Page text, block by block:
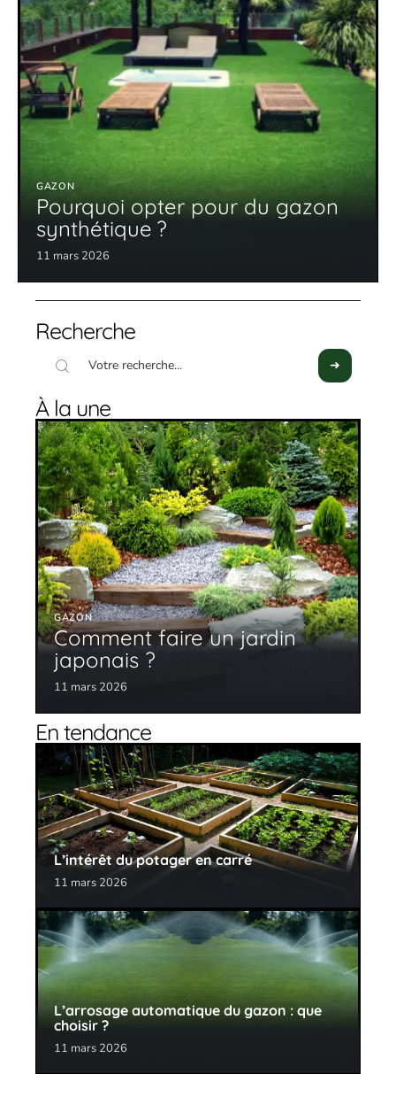
GAZON
Pourquoi opter pour du gazon
synthétique ?
11 mars 2026
Recherche
À la une
GAZON
Comment faire un jardin
japonais ?
11 mars 2026
En tendance
L’intérêt du potager en carré
11 mars 2026
L’arrosage automatique du gazon : que
choisir ?
11 mars 2026